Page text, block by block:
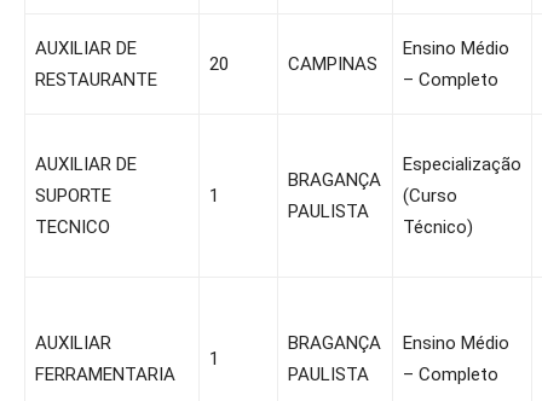
AUXILIAR DE
RESTAURANTE
20 CAMPINAS
Ensino Médio
– Completo
AUXILIAR DE
SUPORTE
TECNICO
1
BRAGANÇA
PAULISTA
Especialização
(Curso
Técnico)
AUXILIAR
FERRAMENTARIA
1
BRAGANÇA
PAULISTA
Ensino Médio
– Completo